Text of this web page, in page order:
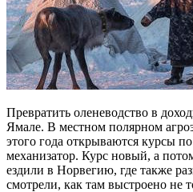
Превратить оленеводство в
Ямале. В местном полярном
этого года открываются курсы
механизатор. Курс новый, а
ездили в Норвегию, где также
смотрели, как там выстроено не